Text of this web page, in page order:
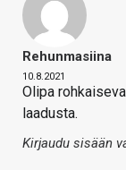
Rehunmasiina
10.8.2021
Olipa
laadusta.
Kirjaudu sisään